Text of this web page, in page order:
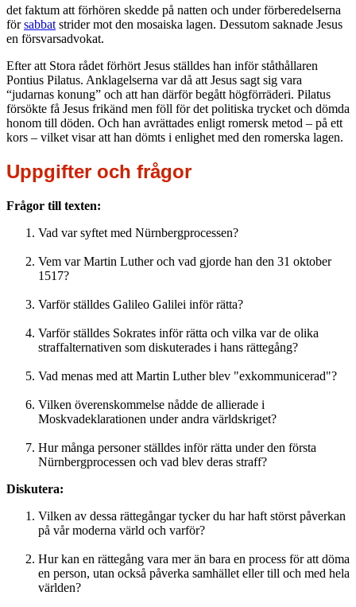
det faktum att förhören skedde på natten och under förberedelserna
försabbatstrider mot den mosaiska lagen. Dessutom saknade Jesus
en försvarsadvokat.
Efter att Stora rådet förhört Jesus ställdes han inför ståthållaren
Pontius Pilatus. Anklagelserna var då att Jesus sagt sig vara
“judarnas konung” och att han därför begått högförräderi. Pilatus
försökte få Jesus frikänd men föll för det politiska trycket och dömda
honom till döden. Och han avrättades enligt romersk metod – på ett
kors – vilket visar att han dömts i enlighet med den romerska lagen.
Uppgifter och frågor
Frågor till texten:
Vad var syftet med Nürnbergprocessen?
Vem var Martin Luther och vad gjorde han den 31 oktober
1517?
Varför ställdes Galileo Galilei inför rätta?
Varför ställdes Sokrates inför rätta och vilka var de olika
straffalternativen som diskuterades i hans rättegång?
Vad menas med att Martin Luther blev "exkommunicerad"?
Vilken överenskommelse nådde de allierade i
Moskvadeklarationen under andra världskriget?
Hur många personer ställdes inför rätta under den första
Nürnbergprocessen och vad blev deras straff?
Diskutera:
Vilken av dessa rättegångar tycker du har haft störst påverkan
på vår moderna värld och varför?
Hur kan en rättegång vara mer än bara en process för att döma
en person, utan också påverka samhället eller till och med hela
världen?